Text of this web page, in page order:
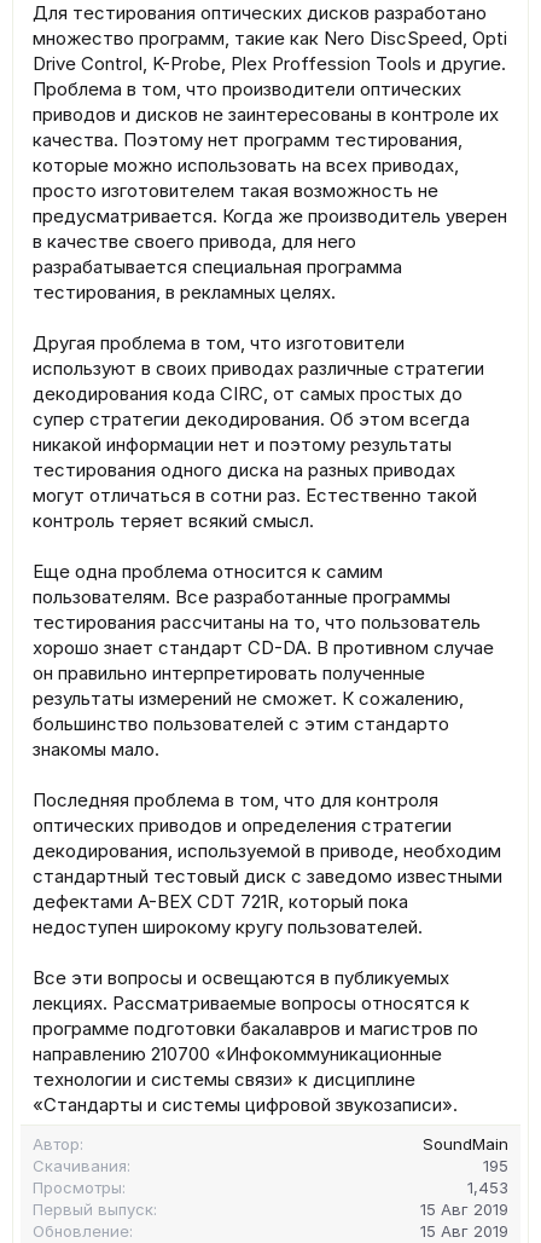
Для тестирования оптических дисков разработано
множество программ, такие как Nero DiscSpeed, Opti
Drive Control, K-Probe, Plex Proffession Tools и другие.
Проблема в том, что производители оптических
приводов и дисков не заинтересованы в контроле их
качества. Поэтому нет программ тестирования,
которые можно использовать на всех приводах,
просто изготовителем такая возможность не
предусматривается. Когда же производитель уверен
в качестве своего привода, для него
разрабатывается специальная программа
тестирования, в рекламных целях.
Другая проблема в том, что изготовители
используют в своих приводах различные стратегии
декодирования кода CIRC, от самых простых до
супер стратегии декодирования. Об этом всегда
никакой информации нет и поэтому результаты
тестирования одного диска на разных приводах
могут отличаться в сотни раз. Естественно такой
контроль теряет всякий смысл.
Еще одна проблема относится к самим
пользователям. Все разработанные программы
тестирования рассчитаны на то, что пользователь
хорошо знает стандарт CD-DA. В противном случае
он правильно интерпретировать полученные
результаты измерений не сможет. К сожалению,
большинство пользователей с этим стандарто
знакомы мало.
Последняя проблема в том, что для контроля
оптических приводов и определения стратегии
декодирования, используемой в приводе, необходим
стандартный тестовый диск с заведомо известными
дефектами A-BEX CDT 721R, который пока
недоступен широкому кругу пользователей.
Все эти вопросы и освещаются в публикуемых
лекциях. Рассматриваемые вопросы относятся к
программе подготовки бакалавров и магистров по
направлению 210700 «Инфокоммуникационные
технологии и системы связи» к дисциплине
«Стандарты и системы цифровой звукозаписи».
Автор
SoundMain
Скачивания
195
Просмотры
1,453
Первый выпуск
15 Авг 2019
Обновление
15 Авг 2019